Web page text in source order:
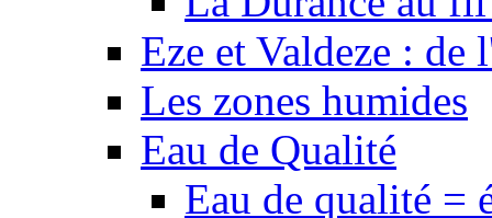
Eze et Valdeze : de
Les zones humides
Eau de Qualité
Eau de qualité =